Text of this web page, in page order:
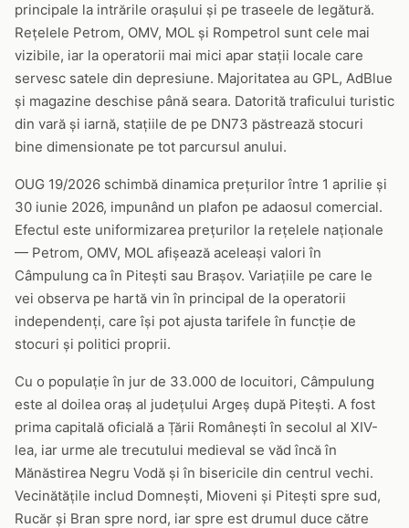
principale la intrările orașului și pe traseele de legătură.
Rețelele Petrom, OMV, MOL și Rompetrol sunt cele mai
vizibile, iar la operatorii mai mici apar stații locale care
servesc satele din depresiune. Majoritatea au GPL, AdBlue
și magazine deschise până seara. Datorită traficului turistic
din vară și iarnă, stațiile de pe DN73 păstrează stocuri
bine dimensionate pe tot parcursul anului.
OUG 19/2026 schimbă dinamica prețurilor între 1 aprilie și
30 iunie 2026, impunând un plafon pe adaosul comercial.
Efectul este uniformizarea prețurilor la rețelele naționale
— Petrom, OMV, MOL afișează aceleași valori în
Câmpulung ca în Pitești sau Brașov. Variațiile pe care le
vei observa pe hartă vin în principal de la operatorii
independenți, care își pot ajusta tarifele în funcție de
stocuri și politici proprii.
Cu o populație în jur de 33.000 de locuitori, Câmpulung
este al doilea oraș al județului Argeș după Pitești. A fost
prima capitală oficială a Țării Românești în secolul al XIV-
lea, iar urme ale trecutului medieval se văd încă în
Mănăstirea Negru Vodă și în bisericile din centrul vechi.
Vecinătățile includ Domnești, Mioveni și Pitești spre sud,
Rucăr și Bran spre nord, iar spre est drumul duce către